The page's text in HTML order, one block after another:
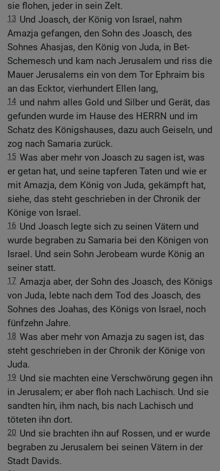
sie flohen, jeder in sein Zelt.
13 Und Joasch, der König von Israel, nahm
Amazja gefangen, den Sohn des Joasch, des
Sohnes Ahasjas, den König von Juda, in Bet-
Schemesch und kam nach Jerusalem und riss die
Mauer Jerusalems ein von dem Tor Ephraim bis
an das Ecktor, vierhundert Ellen lang,
14 und nahm alles Gold und Silber und Gerät, das
gefunden wurde im Hause des HERRN und im
Schatz des Königshauses, dazu auch Geiseln, und
zog nach Samaria zurück.
15 Was aber mehr von Joasch zu sagen ist, was
er getan hat, und seine tapferen Taten und wie er
mit Amazja, dem König von Juda, gekämpft hat,
siehe, das steht geschrieben in der Chronik der
Könige von Israel.
16 Und Joasch legte sich zu seinen Vätern und
wurde begraben zu Samaria bei den Königen von
Israel. Und sein Sohn Jerobeam wurde König an
seiner statt.
17 Amazja aber, der Sohn des Joasch, des Königs
von Juda, lebte nach dem Tod des Joasch, des
Sohnes des Joahas, des Königs von Israel, noch
fünfzehn Jahre.
18 Was aber mehr von Amazja zu sagen ist, das
steht geschrieben in der Chronik der Könige von
Juda.
19 Und sie machten eine Verschwörung gegen ihn
in Jerusalem; er aber floh nach Lachisch. Und sie
sandten hin, ihm nach, bis nach Lachisch und
töteten ihn dort.
20 Und sie brachten ihn auf Rossen, und er wurde
begraben zu Jerusalem bei seinen Vätern in der
Stadt Davids.